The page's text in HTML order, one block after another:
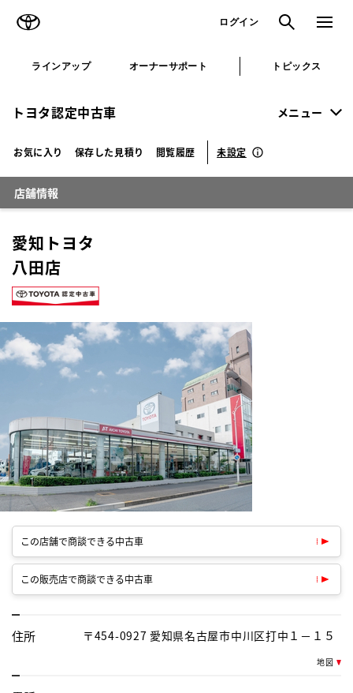
ログイン 検索 メニュ
ラインアップ オーナーサポート トピックス
トヨタ認定中古車 メニュー
お気に入り 保存した見積り 閲覧履歴 未設定
店舗情報
愛知トヨタ
八田店
この店舗で商談できる中古車
この販売店で商談できる中古車
住所 〒454-0927 愛知県名古屋市中川区打中１－１５
地図